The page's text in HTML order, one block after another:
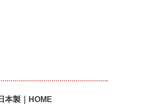
本製｜HOME